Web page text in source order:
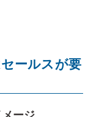
セールスが要